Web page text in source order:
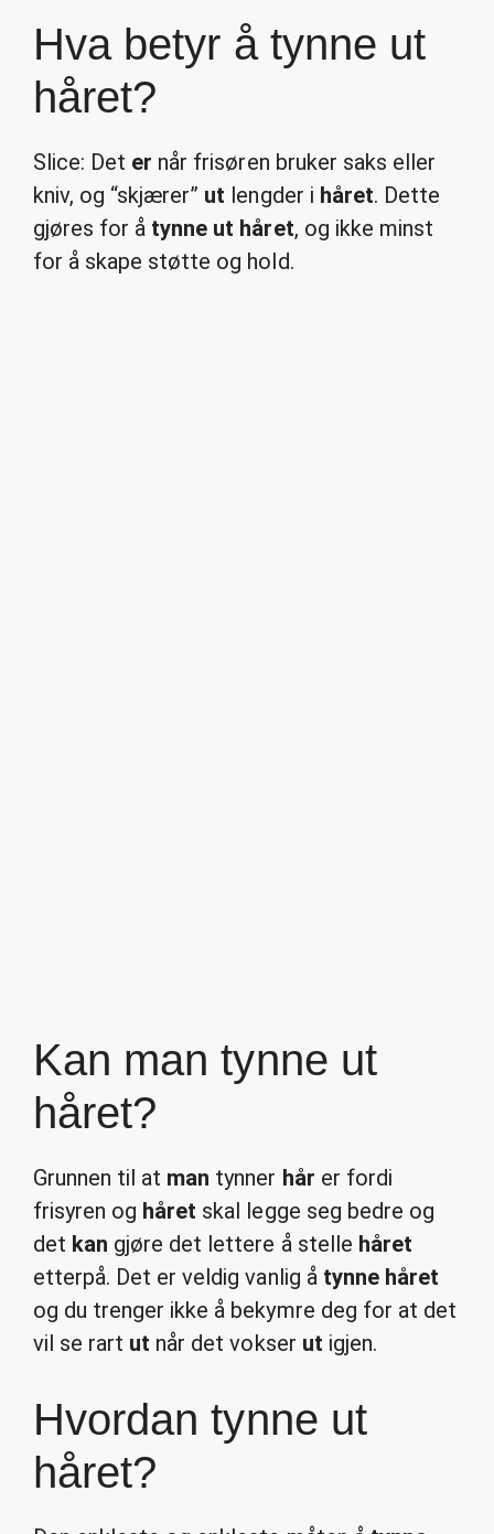
Hva betyr å tynne ut
håret?
Slice: Det er når frisøren bruker saks eller
kniv, og “skjærer” ut lengder i håret. Dette
gjøres for å tynne ut håret, og ikke minst
for å skape støtte og hold.
Kan man tynne ut
håret?
Grunnen til at man tynner hår er fordi
frisyren og håret skal legge seg bedre og
det kan gjøre det lettere å stelle håret
etterpå. Det er veldig vanlig å tynne håret
og du trenger ikke å bekymre deg for at det
vil se rart ut når det vokser ut igjen.
Hvordan tynne ut
håret?